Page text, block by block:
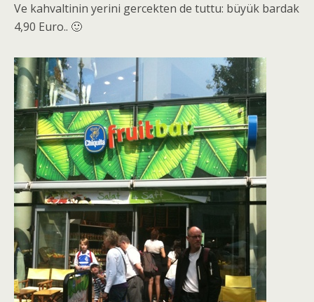
Ve kahvaltinin yerini gercekten de tuttu: büyük bardak
4,90 Euro.. 🙂